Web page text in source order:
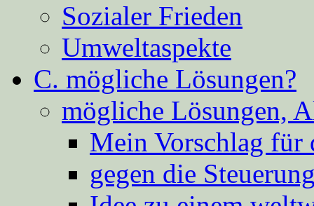
Sozialer Frieden
Umweltaspekte
C. mögliche Lösungen?
mögliche Lösungen,
Mein Vorschlag für
gegen die